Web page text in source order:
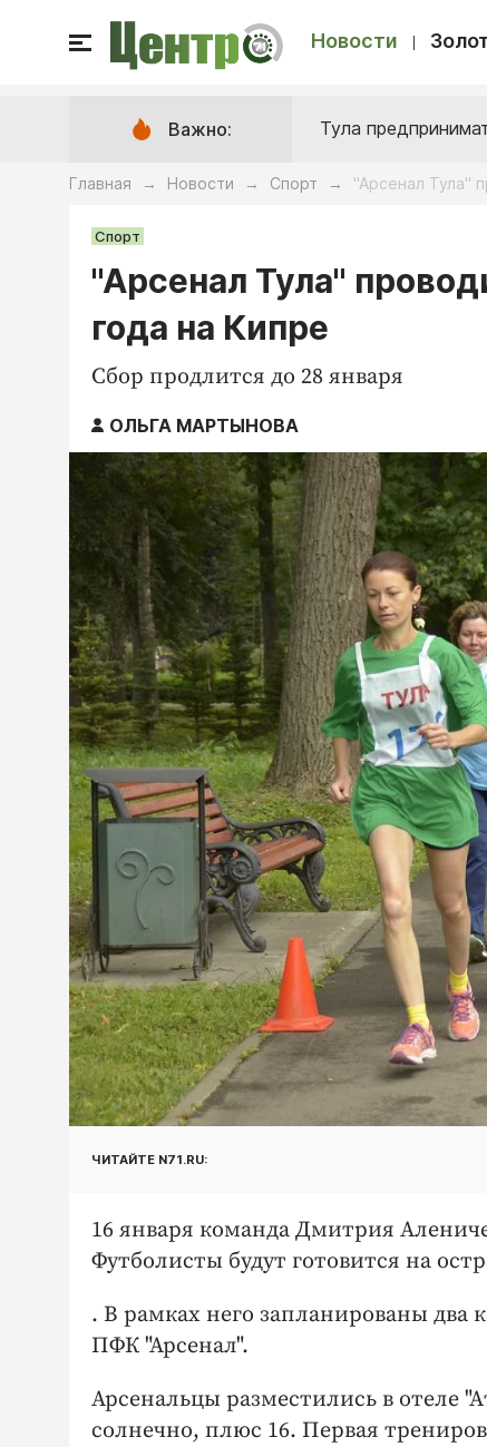
Новости
Важно: Тула
Главная → Новости → Спорт → "Арсенал Тула"
Спорт
"Арсенал Тула"
года на Кипре
Сбор продлится до 28 января
ОЛЬГА МАРТЫНОВА
ЧИТАЙТЕ N71.RU:
16 января команда Дмитрия
Футболисты будут готовится на
. В рамках него запланированы
ПФК "Арсенал".
Арсенальцы разместились в отеле
солнечно, плюс 16. Первая